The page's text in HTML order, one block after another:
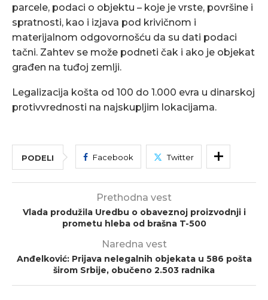
parcele, podaci o objektu – koje je vrste, površine i
spratnosti, kao i izjava pod krivičnom i
materijalnom odgovornošću da su dati podaci
tačni. Zahtev se može podneti čak i ako je objekat
građen na tuđoj zemlji.
Legalizacija košta od 100 do 1.000 evra u dinarskoj
protivvrednosti na najskupljim lokacijama.
PODELI Facebook Twitter
Prethodna vest
Vlada produžila Uredbu o obaveznoj proizvodnji i
prometu hleba od brašna T-500
Naredna vest
Anđelković: Prijava nelegalnih objekata u 586 pošta
širom Srbije, obučeno 2.503 radnika